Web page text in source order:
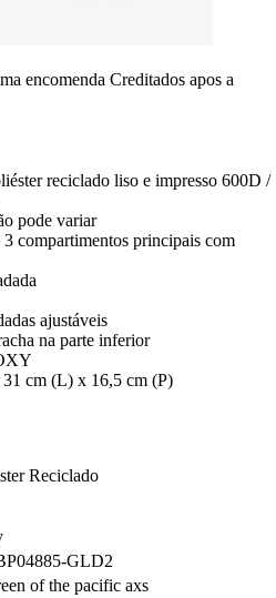
encomenda Creditados apos a
reciclado liso e impresso 600D /
pode variar
3 compartimentos principais com
ajustáveis
na parte inferior
cm (L) x 16,5 cm (P)
Reciclado
GLD2
of the pacific axs